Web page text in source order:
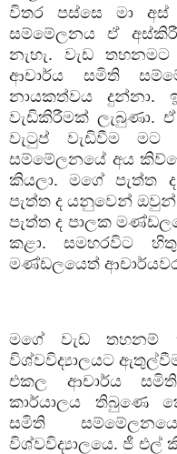
විතර පස්සෙ මා
සම්මේලනය ඒ
නැහැ. වැඩ
ආචාර්ය සමිති
නායකත්වය දුන්නා.
වැඩිකිරීමක් ලැබුණා.
වැටුප් වැඩිවීම
සම්මේලනයේ අය
කියලා. මගේ පැත්ත
පැත්ත ද යනුවෙන්
පැත්ත ද පාලක
කළා. සමහරවිට
මණ්ඩලයෙත්
මගේ වැඩ තහනම්
විශ්වවිද්‍යාලයට
එකල ආචාර්ය
කාර්යාලය තිබුණෙ
සමිති
විශ්වවිද්‍යාලයෙ. ජී එල්